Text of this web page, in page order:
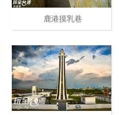
鹿港摸乳巷